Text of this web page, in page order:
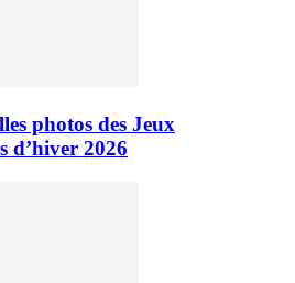
photos des Jeux
d’hiver 2026